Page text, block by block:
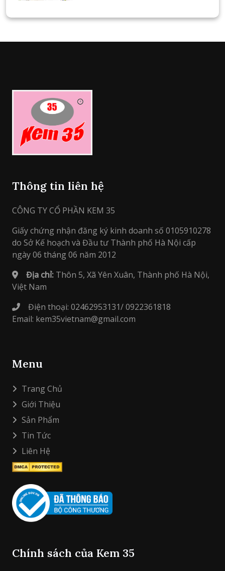
Thông tin liên hệ
CÔNG TY CỔ PHẦN KEM 35
Giấy chứng nhận đăng ký kinh doanh số 0105910278
do Sở Kế hoạch và Đầu tư Thành phố Hà Nội cấp
ngày 06 tháng 06 năm 2012
Địa chỉ: Thôn 5, Xã Yên Xuân, Thành phố Hà Nội,
Việt Nam
Điện thoại: 02462953131/ 0922361818
Email: kem35vietnam@gmail.com
Menu
Trang Chủ
Giới Thiệu
Sản Phẩm
Tin Tức
Liên Hệ
Chính sách của Kem 35